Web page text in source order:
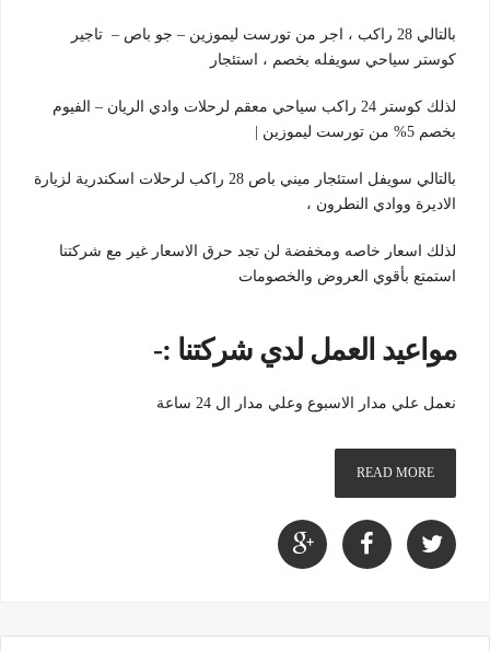
بالتالي 28 راكب ، اجر من تورست ليموزين – جو باص – تاجير
كوستر سياحي سويفله بخصم ، استئجار
لذلك كوستر 24 راكب سياحي معقم لرحلات وادي الريان – الفيوم
بخصم 5% من تورست ليموزين |
بالتالي سويفل استئجار ميني باص 28 راكب لرحلات اسكندرية لزيارة
الاديرة ووادي النطرون ،
لذلك اسعار خاصه ومخفضة لن تجد حرق الاسعار غير مع شركتنا
استمتع بأقوي العروض والخصومات
مواعيد العمل لدي شركتنا :-
نعمل علي مدار الاسبوع وعلي مدار ال 24 ساعة
READ MORE